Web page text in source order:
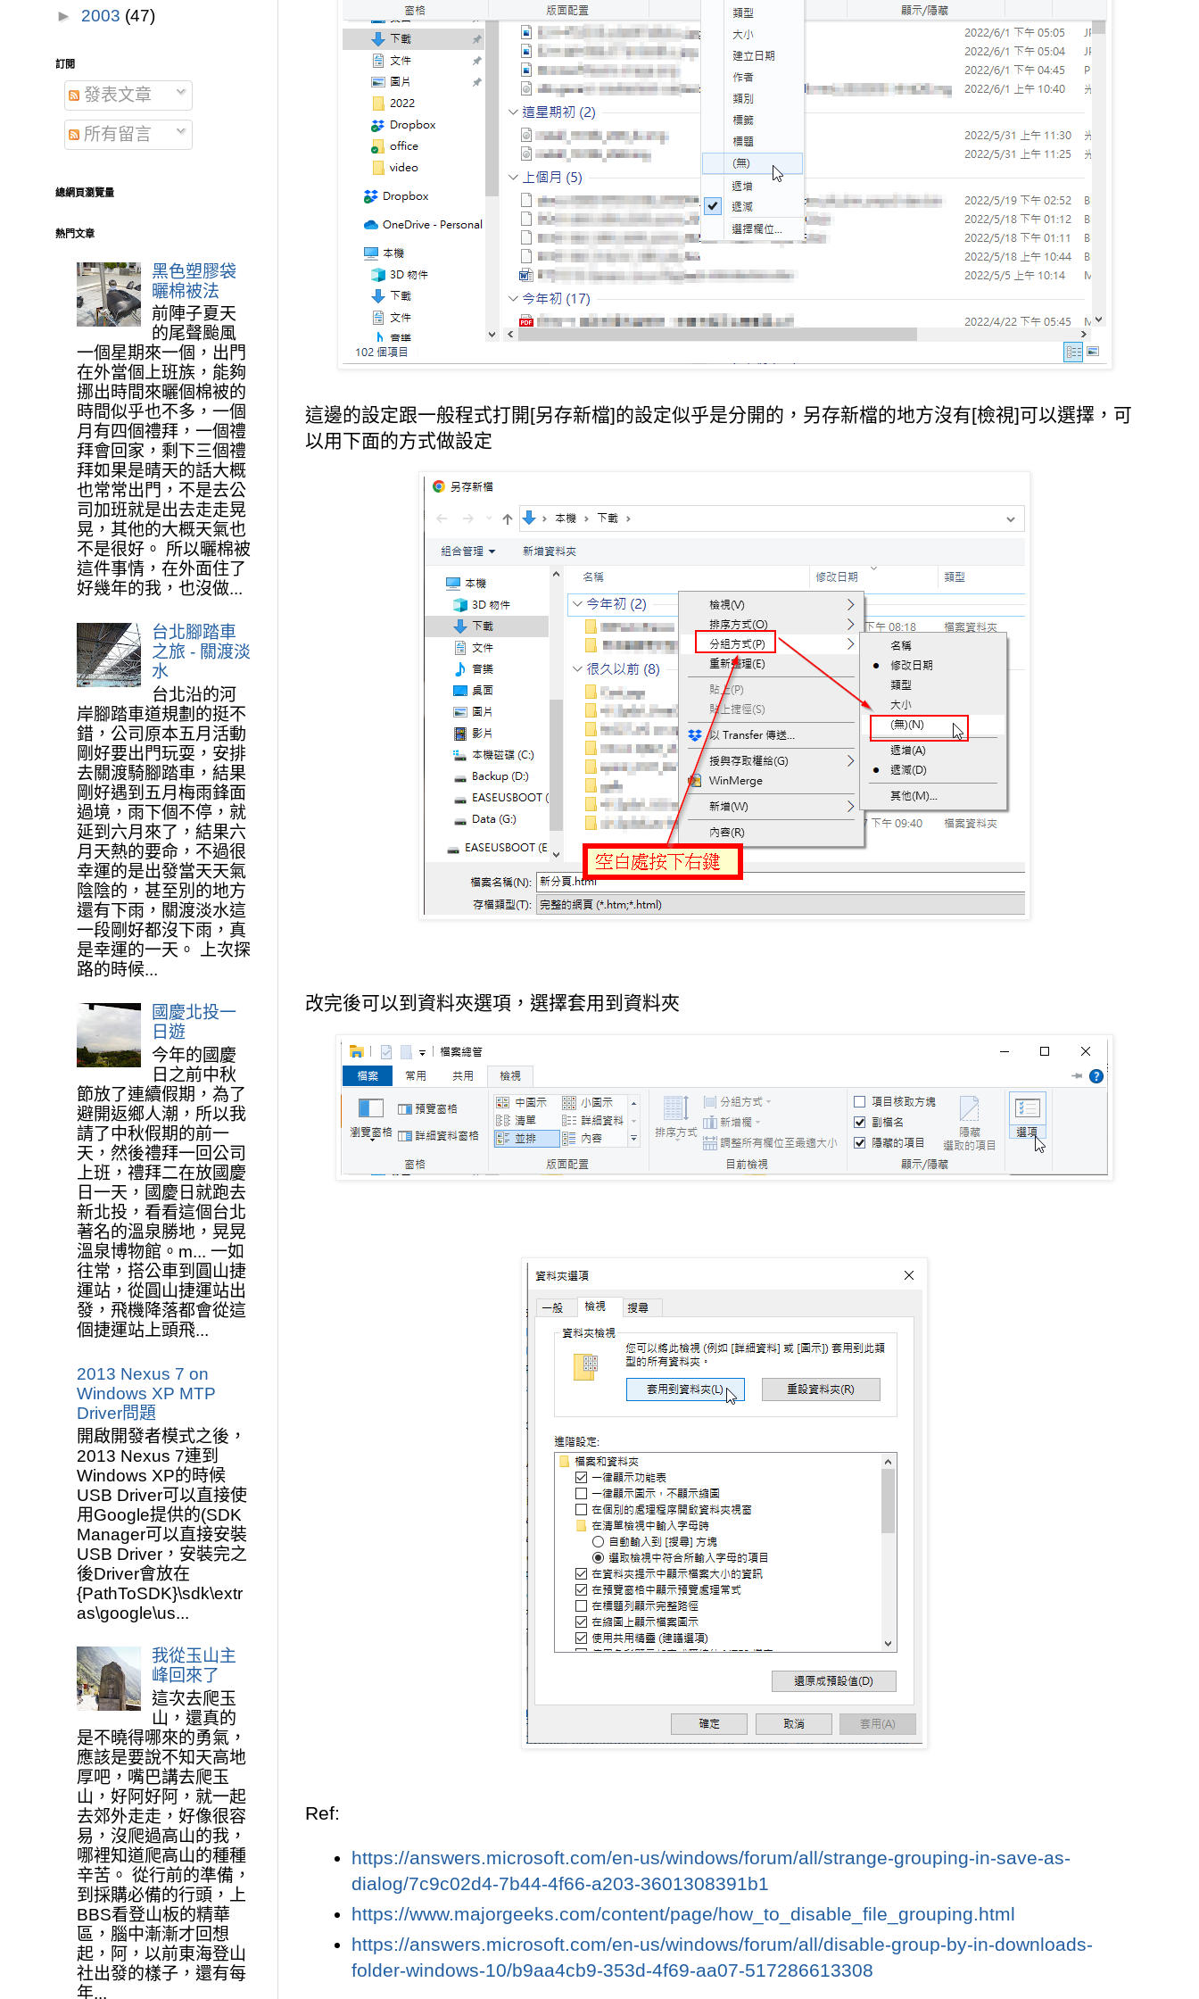
這邊的設定跟一般程式打開[另存新檔]的設定似乎是分開的，另存新檔的地方沒有[檢視]可以選擇，可
以用下面的方式做設定
改完後可以到資料夾選項，選擇套用到資料夾
Ref:
https://answers.microsoft.com/en-us/windows/forum/all/strange-grouping-in-save-as-
dialog/7c9c02d4-7b44-4f66-a203-3601308391b1
https://www.majorgeeks.com/content/page/how_to_disable_file_grouping.html
https://answers.microsoft.com/en-us/windows/forum/all/disable-group-by-in-downloads-
folder-windows-10/b9aa4cb9-353d-4f69-aa07-517286613308
► 2003 (47)
訂閱
發表文章
所有留言
總網頁瀏覽量
熱門文章
黑色塑膠袋
曬棉被法
前陣子夏天
的尾聲颱風
一個星期來一個，出門
在外當個上班族，能夠
挪出時間來曬個棉被的
時間似乎也不多，一個
月有四個禮拜，一個禮
拜會回家，剩下三個禮
拜如果是晴天的話大概
也常常出門，不是去公
司加班就是出去走走晃
晃，其他的大概天氣也
不是很好。 所以曬棉被
這件事情，在外面住了
好幾年的我，也沒做...
台北腳踏車
之旅 - 關渡淡
水
台北沿的河
岸腳踏車道規劃的挺不
錯，公司原本五月活動
剛好要出門玩耍，安排
去關渡騎腳踏車，結果
剛好遇到五月梅雨鋒面
過境，雨下個不停，就
延到六月來了，結果六
月天熱的要命，不過很
幸運的是出發當天天氣
陰陰的，甚至別的地方
還有下雨，關渡淡水這
一段剛好都沒下雨，真
是幸運的一天。 上次探
路的時候...
國慶北投一
日遊
今年的國慶
日之前中秋
節放了連續假期，為了
避開返鄉人潮，所以我
請了中秋假期的前一
天，然後禮拜一回公司
上班，禮拜二在放國慶
日一天，國慶日就跑去
新北投，看看這個台北
著名的溫泉勝地，晃晃
溫泉博物館。m... 一如
往常，搭公車到圓山捷
運站，從圓山捷運站出
發，飛機降落都會從這
個捷運站上頭飛...
2013 Nexus 7 on
Windows XP MTP
Driver問題
開啟開發者模式之後，
2013 Nexus 7連到
Windows XP的時候
USB Driver可以直接使
用Google提供的(SDK
Manager可以直接安裝
USB Driver，安裝完之
後Driver會放在
{PathToSDK}\sdk\extr
as\google\us...
我從玉山主
峰回來了
這次去爬玉
山，還真的
是不曉得哪來的勇氣，
應該是要說不知天高地
厚吧，嘴巴講去爬玉
山，好阿好阿，就一起
去郊外走走，好像很容
易，沒爬過高山的我，
哪裡知道爬高山的種種
辛苦。 從行前的準備，
到採購必備的行頭，上
BBS看登山板的精華
區，腦中漸漸才回想
起，阿，以前東海登山
社出發的樣子，還有每
年...